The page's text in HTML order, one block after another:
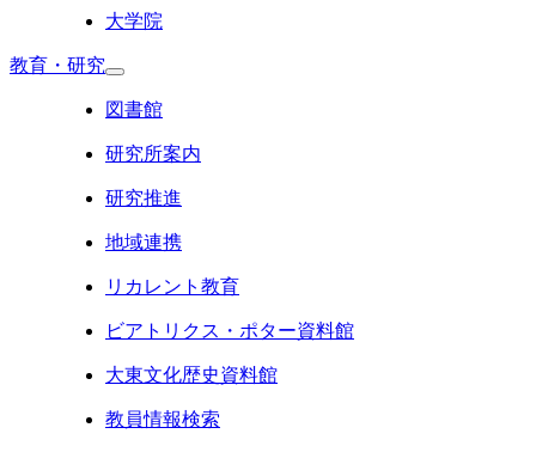
大学院
教育・研究
図書館
研究所案内
研究推進
地域連携
リカレント教育
ビアトリクス・ポター資料館
大東文化歴史資料館
教員情報検索